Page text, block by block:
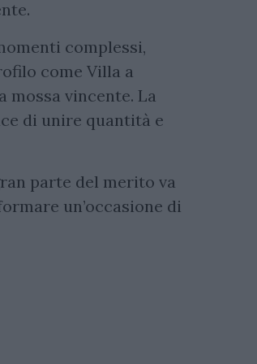
complessi,
come Villa a
mossa vincente. La
di unire quantità e
parte del merito va
un’occasione di